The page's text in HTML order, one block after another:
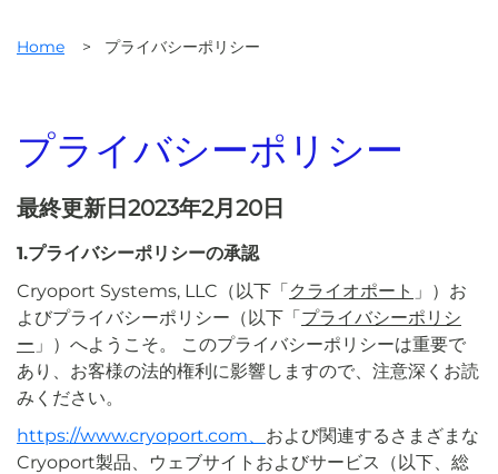
Home > プライバシーポリシー
プライバシーポリシー
最終更新日2023年2月20日
1.プライバシーポリシーの承認
Cryoport Systems, LLC（以下「クライオポート 」）お
よびプライバシーポリシー（以下「プライバシーポリシ
ー 」）へようこそ。 このプライバシーポリシーは重要で
あり、お客様の法的権利に影響しますので、注意深くお読
みください。
https://www.cryoport.com、 および関連するさまざまな
Cryoport製品、ウェブサイトおよびサービス（以下、総